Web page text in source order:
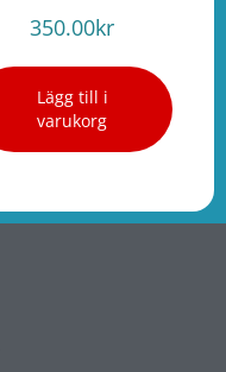
350.00kr
Lägg till i
varukorg